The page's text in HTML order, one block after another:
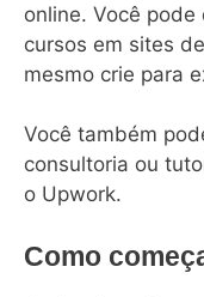
online. Você
cursos em sites
mesmo crie para
Você também
consultoria ou
o Upwork.
Como